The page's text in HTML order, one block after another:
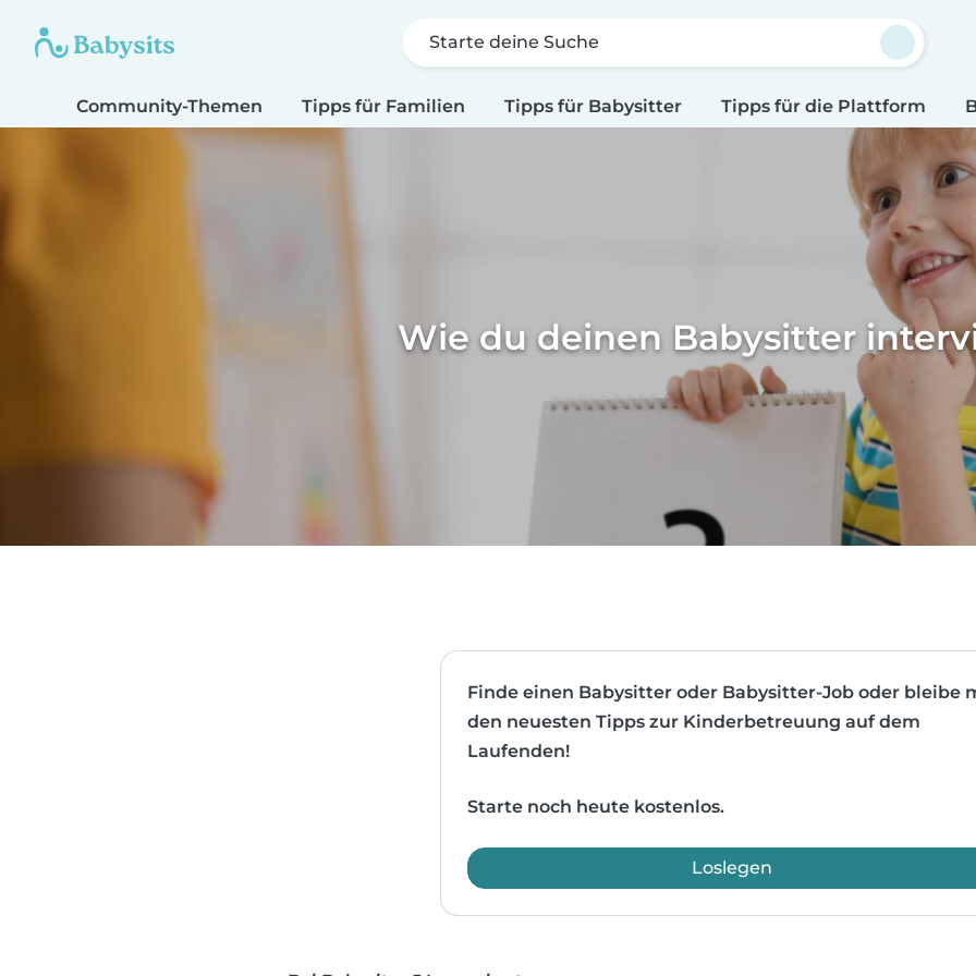
Starte deine Suche
Community-Themen Tipps für Familien Tipps für Babysitter Tipps für die Plattform
Wie du deinen Babysitter
Finde einen Babysitter oder Babysitter-Job oder bleibe
den neuesten Tipps zur Kinderbetreuung auf dem
Laufenden!
Starte noch heute kostenlos.
Loslegen